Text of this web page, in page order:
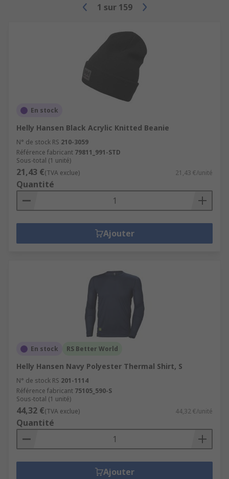
1 sur 159
En stock
Helly Hansen Black Acrylic Knitted Beanie
N° de stock RS 210-3059
Référence fabricant 79811_991-STD
Sous-total (1 unité)
21,43 €(TVA exclue) 21,43 €/unité
Quantité
Ajouter
En stock RS Better World
Helly Hansen Navy Polyester Thermal Shirt, S
N° de stock RS 201-1114
Référence fabricant 75105_590-S
Sous-total (1 unité)
44,32 €(TVA exclue) 44,32 €/unité
Quantité
Ajouter